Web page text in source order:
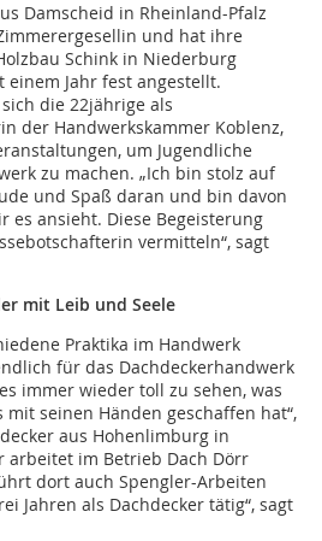
Damscheid in Rheinland-Pfalz
und hat ihre
Schink in Niederburg
einem Jahr fest angestellt.
die 22jährige als
der Handwerkskammer Koblenz,
um Jugendliche
zu machen. „Ich bin stolz auf
und Spaß daran und bin davon
es ansieht. Diese Begeisterung
vermitteln“, sagt
mit Leib und Seele
Praktika im Handwerk
für das Dachdeckerhandwerk
immer wieder toll zu sehen, was
mit seinen Händen geschaffen hat“,
aus Hohenlimburg in
arbeitet im Betrieb Dach Dörr
dort auch Spengler-Arbeiten
Jahren als Dachdecker tätig“, sagt